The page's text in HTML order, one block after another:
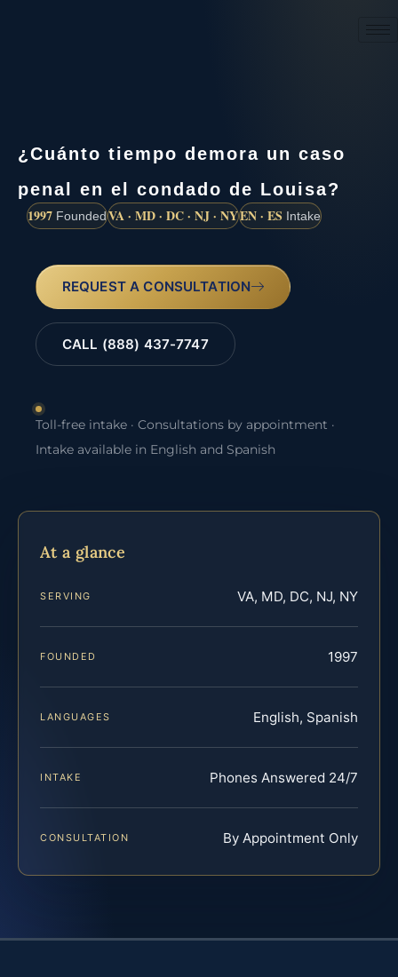
¿Cuánto tiempo demora un caso
penal en el condado de Louisa?
1997 FoundedVA · MD · DC · NJ · NYEN · ES Intake
REQUEST A CONSULTATION
CALL (888) 437-7747
Toll-free intake · Consultations by appointment ·
Intake available in English and Spanish
At a glance
SERVING VA, MD, DC, NJ, NY
FOUNDED 1997
LANGUAGES English, Spanish
INTAKE Phones Answered 24/7
CONSULTATION By Appointment Only